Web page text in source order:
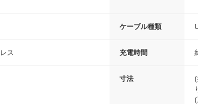
ケーブル種類
ス 充電時間
寸法